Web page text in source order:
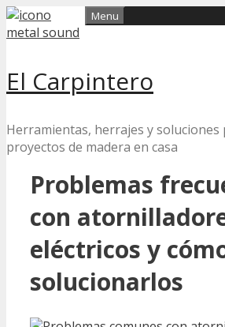
Skip
to
El Carpintero
Herramientas, herrajes y soluciones
proyectos de madera en casa
Menu
Problemas
con
eléctricos y
solucionarlos